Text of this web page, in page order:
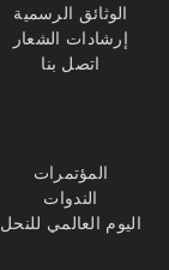
الوثائق الرسمية
إرشادات الشعار
اتصل بنا
المؤتمرات
الندوات
اليوم العالمي للنحل